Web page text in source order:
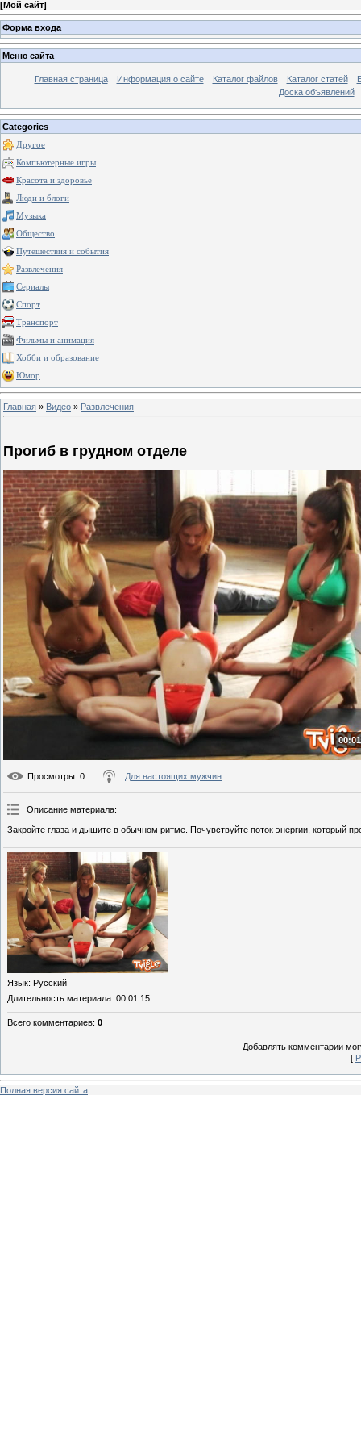
[Мой сайт]
Форма входа
Меню сайта
Главная страница Информация о сайте Каталог файлов Каталог статей
Доска объявлений
Categories
Другое
Компьютерные игры
Красота и здоровье
Люди и блоги
Музыка
Общество
Путешествия и события
Развлечения
Сериалы
Спорт
Транспорт
Фильмы и анимация
Хобби и образование
Юмор
Главная » Видео » Развлечения
Прогиб в грудном отделе
Просмотры: 0 Для настоящих мужчин
Описание материала:
Закройте глаза и дышите в обычном ритме. Почувствуйте поток энергии, который
Язык: Русский
Длительность материала: 00:01:15
Всего комментариев: 0
Добавлять комментарии
[
Полная версия сайта